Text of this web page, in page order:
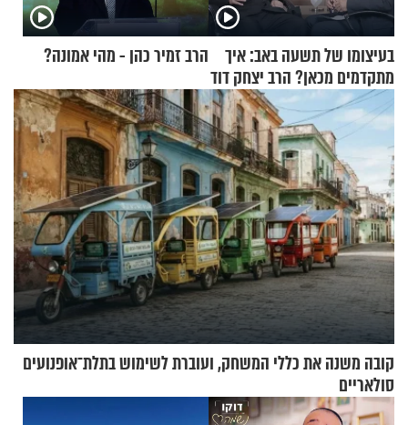
בעיצומו של תשעה באב: איך
מתקדמים מכאן? הרב יצחק דוד
גרוסמן בשיחה מיוחדת
הרב זמיר כהן - מהי אמונה?
קובה משנה את כללי המשחק, ועוברת לשימוש בתלת־אופנועים
סולאריים